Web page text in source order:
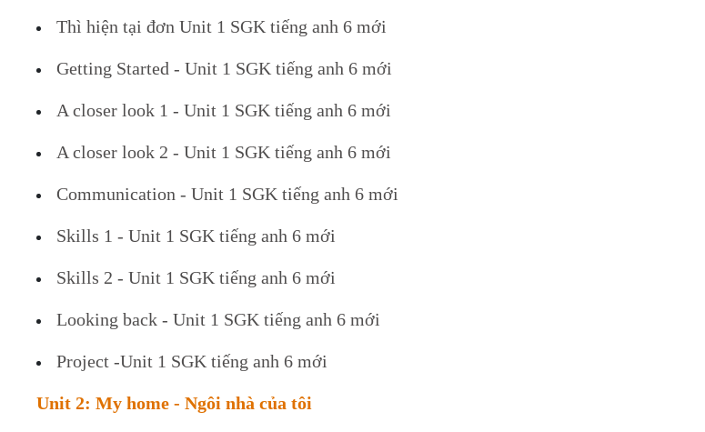
Thì hiện tại đơn Unit 1 SGK tiếng anh 6 mới
Getting Started - Unit 1 SGK tiếng anh 6 mới
A closer look 1 - Unit 1 SGK tiếng anh 6 mới
A closer look 2 - Unit 1 SGK tiếng anh 6 mới
Communication - Unit 1 SGK tiếng anh 6 mới
Skills 1 - Unit 1 SGK tiếng anh 6 mới
Skills 2 - Unit 1 SGK tiếng anh 6 mới
Looking back - Unit 1 SGK tiếng anh 6 mới
Project -Unit 1 SGK tiếng anh 6 mới
Unit 2: My home - Ngôi nhà của tôi